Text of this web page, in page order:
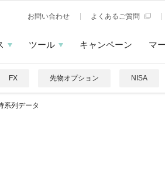
お問い合わせ よくあるご質問
ツール キャンペーン マ
FX 先物オプション NISA
系列データ